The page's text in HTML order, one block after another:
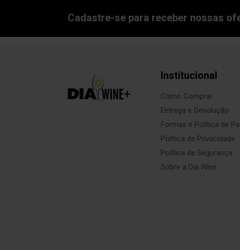
Cadastre-se para receber nossas
Institucional
Como Comprar
Entrega e Devolução
Formas e Política de
Política de Privacidade
Política de Segurança
Sobre a Dia Wine